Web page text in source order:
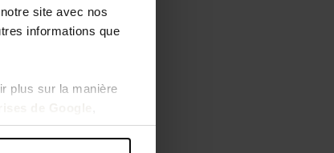
site avec nos
informations que
plus sur la manière